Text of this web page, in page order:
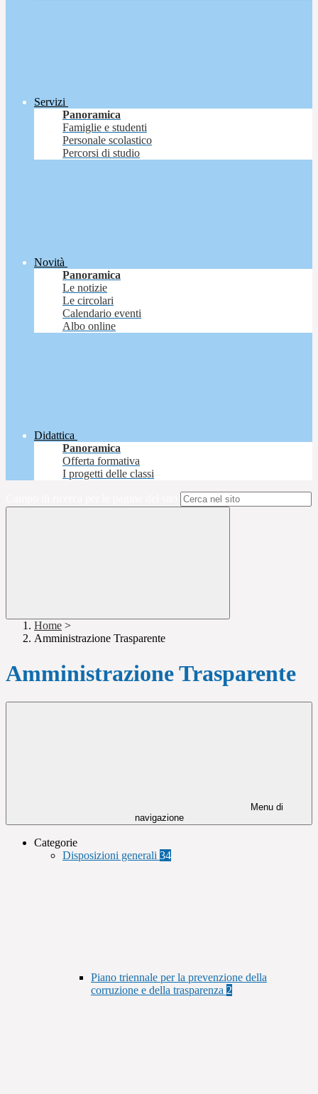
Servizi
Panoramica
Famiglie e studenti
Personale scolastico
Percorsi di studio
Novità
Panoramica
Le notizie
Le circolari
Calendario eventi
Albo online
Didattica
Panoramica
Offerta formativa
I progetti delle classi
Home >
Amministrazione Trasparente
Amministrazione Trasparente
Menu di
navigazione
Categorie
Disposizioni generali 34
Piano triennale per la prevenzione della
corruzione e della trasparenza 2